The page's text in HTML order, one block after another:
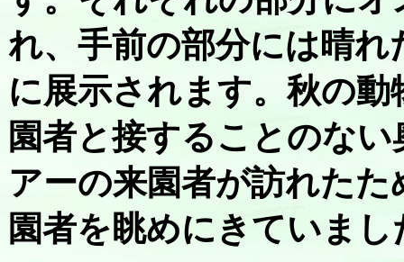
れ、手前の部分には晴
に展示されます。秋の
園者と接することのな
アーの来園者が訪れた
園者を眺めにきていま